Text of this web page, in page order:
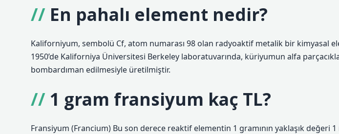
En pahalı element nedir?
Kaliforniyum, sembolü Cf, atom numarası 98 olan radyoaktif metalik bir kimyasal
1950’de Kaliforniya Üniversitesi Berkeley laboratuvarında, küriyumun alfa
bombardıman edilmesiyle üretilmiştir.
1 gram fransiyum kaç TL?
Fransiyum (Francium) Bu son derece reaktif elementin 1 gramının yaklaşık değeri 1